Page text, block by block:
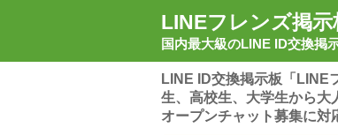
LINEフレンズ掲示
国内最大級のLINE ID交換掲
LINE ID交換掲示板「LINE
生、高校生、大学生から大
オープンチャット募集に対